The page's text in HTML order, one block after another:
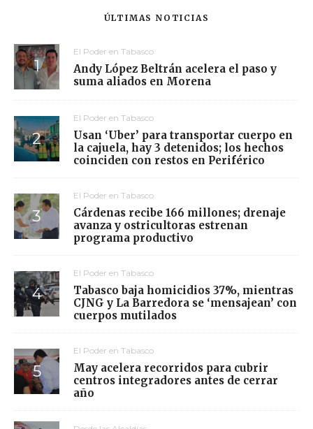
ÚLTIMAS NOTICIAS
El Poder en Tabasco
Andy López Beltrán acelera el paso y
suma aliados en Morena
El Poder en Tabasco
Usan ‘Uber’ para transportar cuerpo en
la cajuela, hay 3 detenidos; los hechos
coinciden con restos en Periférico
El Poder en Tabasco
Cárdenas recibe 166 millones; drenaje
avanza y ostricultoras estrenan
programa productivo
El Poder en Tabasco
Tabasco baja homicidios 37%, mientras
CJNG y La Barredora se ‘mensajean’ con
cuerpos mutilados
El Poder en Tabasco
May acelera recorridos para cubrir
centros integradores antes de cerrar
año